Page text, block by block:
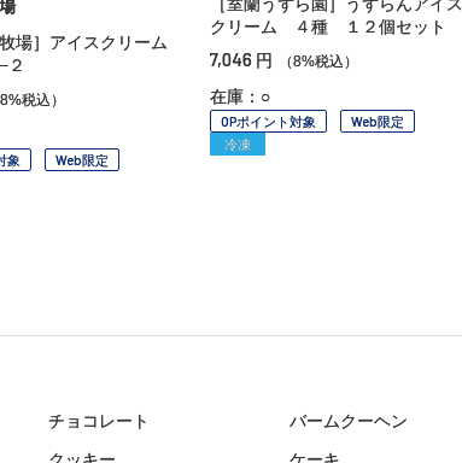
牧場］アイスクリーム
２
8%税込）
象
Web限定
クリーム ４種 １２個セット
7,046 円 （8%税込）
在庫：○
OPポイント対象
Web限定
冷凍
チョコレート バームクーヘン
クッキー ケーキ